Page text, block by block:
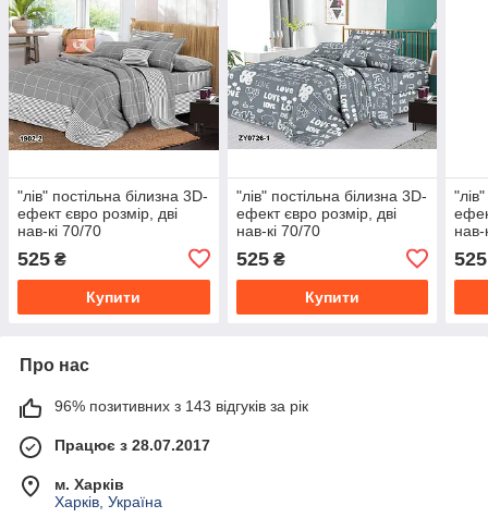
"лів" постільна білизна 3D-
ефект євро розмір, дві
нав-кі 70/70
525 ₴
Купити
"лів" постільна білизна 3D-
ефект євро розмір, дві
нав-кі 70/70
525₴
Купити
нав-
525
Про нас
96% позитивних з 143 відгуків за рік
Працює з 28.07.2017
м. Харків
Харків, Україна